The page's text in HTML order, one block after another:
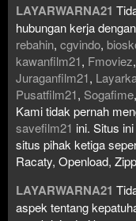
LAYARWARNA21
hubungan kerja
rebahin, cgvindo,
kawanfilm21, Fmoviez,
Juraganfilm21,
Pusatfilm21, Sogafime,
Kami tidak pernah
savefilm21 ini. Situs
situs pihak ketiga
Racaty, Openload,
LAYARWARNA21
aspek tentang